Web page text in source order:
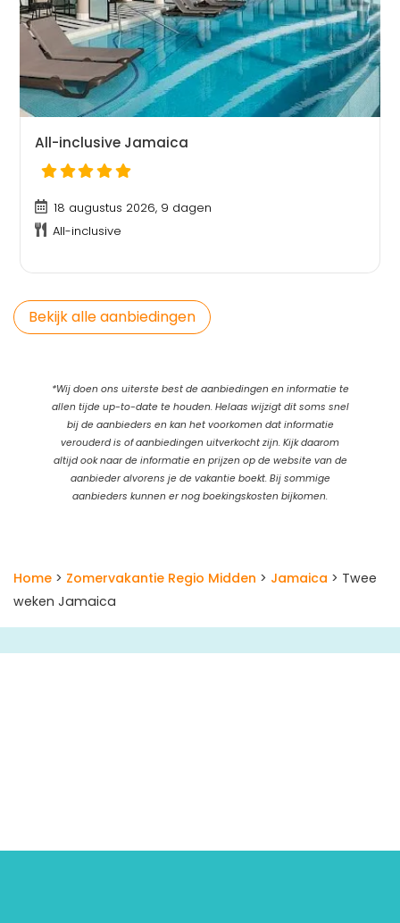
All-inclusive Jamaica
18 augustus 2026, 9 dagen
All-inclusive
Bekijk alle aanbiedingen
*Wij doen ons uiterste best de aanbiedingen en informatie te
allen tijde up-to-date te houden. Helaas wijzigt dit soms snel
bij de aanbieders en kan het voorkomen dat informatie
verouderd is of aanbiedingen uitverkocht zijn. Kijk daarom
altijd ook naar de informatie en prijzen op de website van de
aanbieder alvorens je de vakantie boekt. Bij sommige
aanbieders kunnen er nog boekingskosten bijkomen.
Home > Zomervakantie Regio Midden > Jamaica > Twee
weken Jamaica